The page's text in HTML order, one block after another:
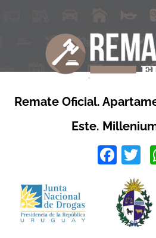
Remate Oficial.
Este.